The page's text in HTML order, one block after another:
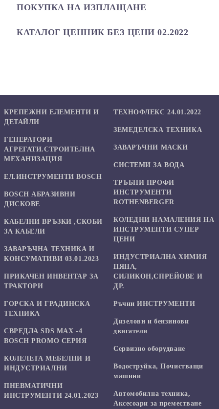
ПОКУПКА НА ИЗПЛАЩАНЕ
КАТАЛОГ ЦЕННИК БЕЗ ЦЕНИ 02.2022
КРЕПЕЖНИ ЕЛЕМЕНТИ И
ДЕТАЙЛИ
ГЕНЕРАТОРИ
АГРЕГАТИ.СТРОИТЕЛНА
МЕХАНИЗАЦИЯ
ЕЛ.ИНСТРУМЕНТИ BOSCH
BOSCH АБРАЗИВНИ
ДИСКОВЕ
КАБЕЛНИ ВРЪЗКИ ,СКОБИ
ЗА КАБЕЛИ
ЗАВАРЪЧНА ТЕХНИКА И
КОНСУМАТИВИ 03.01.2023
ПРИКАЧЕН ИНВЕНТАР ЗА
ТРАКТОРИ
ГОРСКА И ГРАДИНСКА
ТЕХНИКА
СВРЕДЛА SDS MAX -4
BOSCH PROMO СЕРИЯ
КОЛЕЛЕТА МЕБЕЛНИ И
ИНДУСТРИАЛНИ
ПНЕВМАТИЧНИ
ИНСТРУМЕНТИ 24.01.2023
ТЕХНОФЛЕКС 24.01.2022
ЗЕМЕДЕЛСКА ТЕХНИКА
ЗАВАРЪЧНИ МАСКИ
СИСТЕМИ ЗА ВОДА
ТРЪБНИ ПРОФИ
ИНСТРУМЕНТИ
ROTHENBERGER
КОЛЕДНИ НАМАЛЕНИЯ НА
ИНСТРУМЕНТИ СУПЕР
ЦЕНИ
ИНДУСТРИАЛНА ХИМИЯ
ПЯНА,
СИЛИКОН,СПРЕЙОВЕ И
ДР.
Ръчни ИНСТРУМЕНТИ
Дизелови и бензинови
двигатели
Сервизно оборудване
Водоструйка, Почистващи
машини
Автомобилна техника,
Аксесоари за преместване